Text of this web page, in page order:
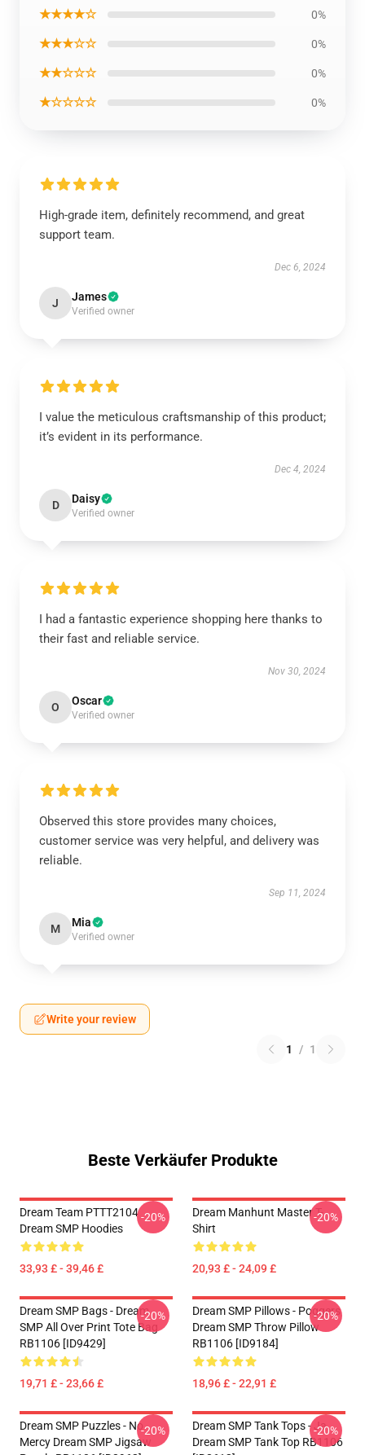
★★★★☆ 0%
★★★☆☆ 0%
★★☆☆☆ 0%
★☆☆☆☆ 0%
High-grade item, definitely recommend, and great
support team.
Dec 6, 2024
J James
Verified owner
I value the meticulous craftsmanship of this product;
it’s evident in its performance.
Dec 4, 2024
D Daisy
Verified owner
I had a fantastic experience shopping here thanks to
their fast and reliable service.
Nov 30, 2024
O Oscar
Verified owner
Observed this store provides many choices,
customer service was very helpful, and delivery was
reliable.
Sep 11, 2024
M Mia
Verified owner
Write your review
1 / 1
Beste Verkäufer Produkte
Dream Team PTTT2104
Dream SMP Hoodies
33,93 £ - 39,46 £
-20%
Dream Manhunt Master T-
Shirt
20,93 £ - 24,09 £
-20%
Dream SMP Bags - Dream
SMP All Over Print Tote Bag
RB1106 [ID9429]
19,71 £ - 23,66 £
-20%
Dream SMP Pillows - Poggers
Dream SMP Throw Pillow
RB1106 [ID9184]
18,96 £ - 22,91 £
-20%
Dream SMP Puzzles - No
Mercy Dream SMP Jigsaw
-20%
Dream SMP Tank Tops - Ja.
Dream SMP Tank Top RB1106
-20%